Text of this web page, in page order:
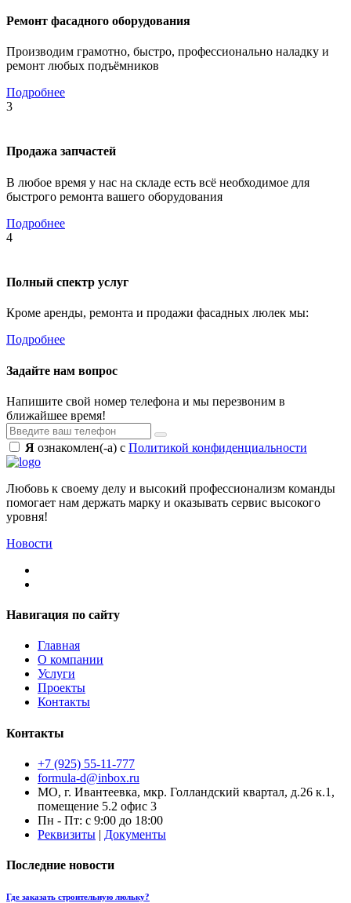
Ремонт фасадного оборудования
Производим грамотно, быстро, профессионально наладку и
ремонт любых подъёмников
Подробнее
3
Продажа запчастей
В любое время у нас на складе есть всё необходимое для
быстрого ремонта вашего оборудования
Подробнее
4
Полный спектр услуг
Кроме аренды, ремонта и продажи фасадных люлек мы:
Подробнее
Задайте нам вопрос
Напишите свой номер телефона и мы перезвоним в
ближайшее время!
Я ознакомлен(-а) с Политикой конфиденциальности
Любовь к своему делу и высокий профессионализм команды
помогает нам держать марку и оказывать сервис высокого
уровня!
Новости
Навигация по сайту
Главная
О компании
Услуги
Проекты
Контакты
Контакты
+7 (925) 55-11-777
formula-d@inbox.ru
МО, г. Ивантеевка, мкр. Голландский квартал, д.26 к.1,
помещение 5.2 офис 3
Пн - Пт: с 9:00 до 18:00
Реквизиты | Документы
Последние новости
Где заказать строительную люльку?